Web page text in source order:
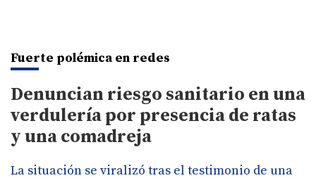
Fuerte polémica en redes
Denuncian riesgo sanitario en una
verdulería por presencia de ratas
y una comadreja
La situación se viralizó tras el testimonio de una